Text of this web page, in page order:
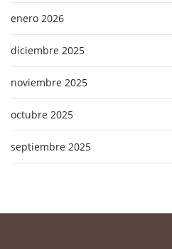
enero 2026
diciembre 2025
noviembre 2025
octubre 2025
septiembre 2025